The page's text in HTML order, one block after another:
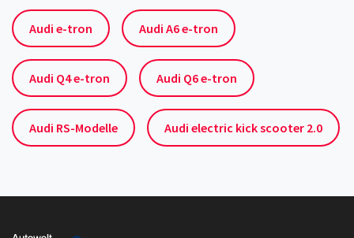
Audi e-tron Audi A6 e-tron
Audi Q4 e-tron Audi Q6 e-tron
Audi RS-Modelle Audi electric kick scooter 2.0